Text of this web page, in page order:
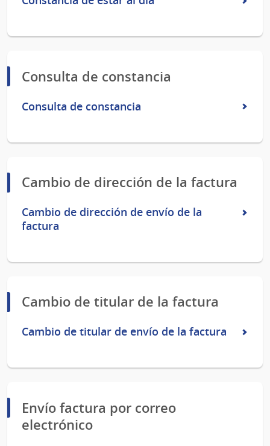
Consulta de constancia
Consulta de constancia
Cambio de dirección de la factura
Cambio de dirección de envío de la
factura
Cambio de titular de la factura
Cambio de titular de envío de la factura
Envío factura por correo
electrónico